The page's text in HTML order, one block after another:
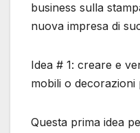
business sulla
nuova impresa di
Idea # 1: creare e
mobili o decorazioni
Questa prima idea